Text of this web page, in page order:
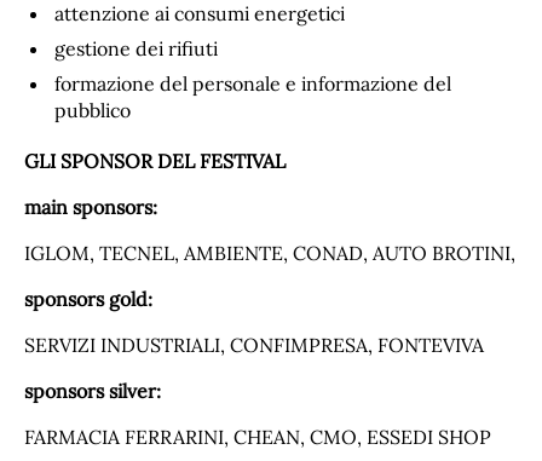
attenzione ai consumi energetici
gestione dei rifiuti
formazione del personale e informazione del
pubblico
GLI SPONSOR DEL FESTIVAL
main sponsors:
IGLOM, TECNEL, AMBIENTE, CONAD, AUTO BROTINI,
sponsors gold:
SERVIZI INDUSTRIALI, CONFIMPRESA, FONTEVIVA
sponsors silver:
FARMACIA FERRARINI, CHEAN, CMO, ESSEDI SHOP